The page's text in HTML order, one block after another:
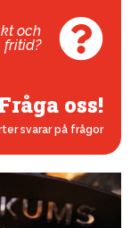
och
fritid?
oss!
svarar på frågor